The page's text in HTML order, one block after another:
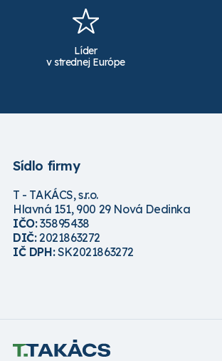
Líder
v strednej Európe
Sídlo firmy
T - TAKÁCS, s.r.o.
Hlavná 151, 900 29 Nová Dedinka
IČO:35895438
DIČ:2021863272
IČ DPH:SK2021863272